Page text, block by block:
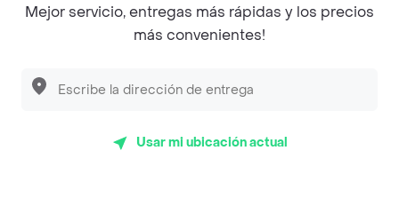
Facebook
Twitter
Instagram
©2026Rappi Inc. All rights reserved.
Mejor servicio, entregas más rápidas y los precios
más convenientes!
Usar mi ubicación actual